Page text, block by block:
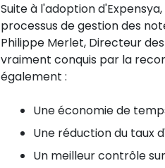
Suite à l'adoption
processus de gestion des
Philippe Merlet, Directeur
vraiment conquis par la
également :
Une économie de
Une réduction du taux
Un meilleur contrôle